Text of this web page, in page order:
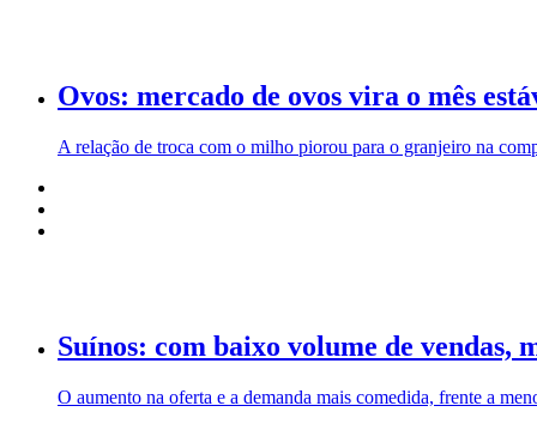
Ovos: mercado de ovos vira o mês
A relação de troca com o milho piorou para o granjeiro na
Suínos: com baixo volume de vendas,
O aumento na oferta e a demanda mais comedida, frente a